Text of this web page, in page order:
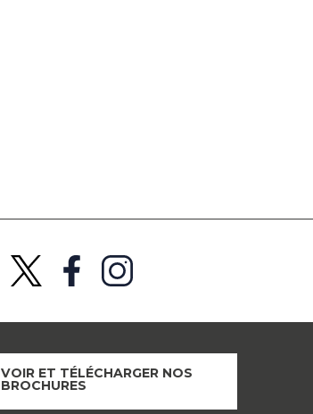
VOIR ET TÉLÉCHARGER NOS
BROCHURES